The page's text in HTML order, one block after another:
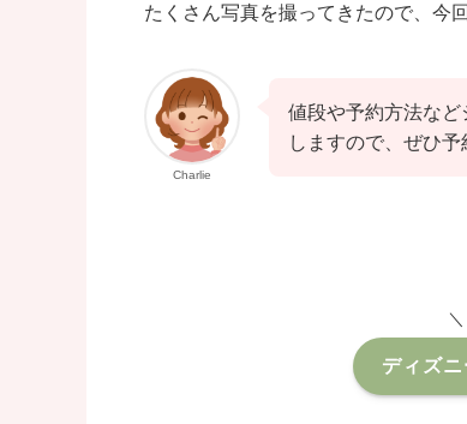
たくさん写真を撮ってきたので、今
Charlie
値段や予約方法な
しますので、ぜひ
ディズ